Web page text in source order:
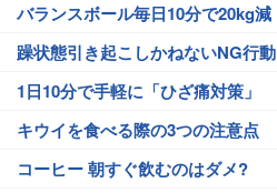
バランスボール毎日10分で20kg減
躁状態引き起こしかねないNG行動
1日10分で手軽に「ひざ痛対策」
キウイを食べる際の3つの注意点
コーヒー 朝すぐ飲むのはダメ?